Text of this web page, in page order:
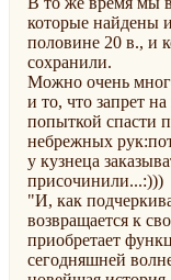
которые найдены
половине 20 в., и
сохранили.
Можно очень
и то, что запрет
попыткой спасти
небрежных
у кузнеца
присочинили...:)))
"И, как
возвращается к
приобретает
сегодняшней